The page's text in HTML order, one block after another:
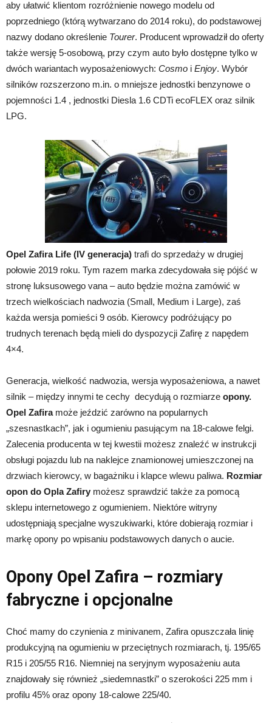
aby ułatwić klientom rozróżnienie nowego modelu od
poprzedniego (którą wytwarzano do 2014 roku), do podstawowej
nazwy dodano określenie Tourer. Producent wprowadził do oferty
także wersję 5-osobową, przy czym auto było dostępne tylko w
dwóch wariantach wyposażeniowych: Cosmo i Enjoy. Wybór
silników rozszerzono m.in. o mniejsze jednostki benzynowe o
pojemności 1.4 , jednostki Diesla 1.6 CDTi ecoFLEX oraz silnik
LPG.
Opel Zafira Life (IV generacja) trafi do sprzedaży w drugiej
połowie 2019 roku. Tym razem marka zdecydowała się pójść w
stronę luksusowego vana – auto będzie można zamówić w
trzech wielkościach nadwozia (Small, Medium i Large), zaś
każda wersja pomieści 9 osób. Kierowcy podróżujący po
trudnych terenach będą mieli do dyspozycji Zafirę z napędem
4×4.
Generacja, wielkość nadwozia, wersja wyposażeniowa, a nawet
silnik – między innymi te cechy decydują o rozmiarze opony.
Opel Zafiramoże jeździć zarówno na popularnych
„szesnastkach”, jak i ogumieniu pasującym na 18-calowe felgi.
Zalecenia producenta w tej kwestii możesz znaleźć w instrukcji
obsługi pojazdu lub na naklejce znamionowej umieszczonej na
drzwiach kierowcy, w bagażniku i klapce wlewu paliwa. Rozmiar
opon do Opla Zafiry możesz sprawdzić także za pomocą
sklepu internetowego z ogumieniem. Niektóre witryny
udostępniają specjalne wyszukiwarki, które dobierają rozmiar i
markę opony po wpisaniu podstawowych danych o aucie.
Opony Opel Zafira – rozmiary
fabryczne i opcjonalne
Choć mamy do czynienia z minivanem, Zafira opuszczała linię
produkcyjną na ogumieniu w przeciętnych rozmiarach, tj. 195/65
R15 i 205/55 R16. Niemniej na seryjnym wyposażeniu auta
znajdowały się również „siedemnastki” o szerokości 225 mm i
profilu 45% oraz opony 18-calowe 225/40.